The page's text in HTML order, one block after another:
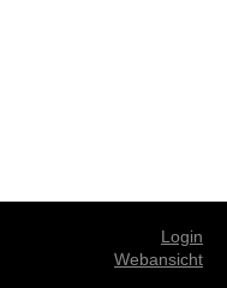
Login
Webansicht